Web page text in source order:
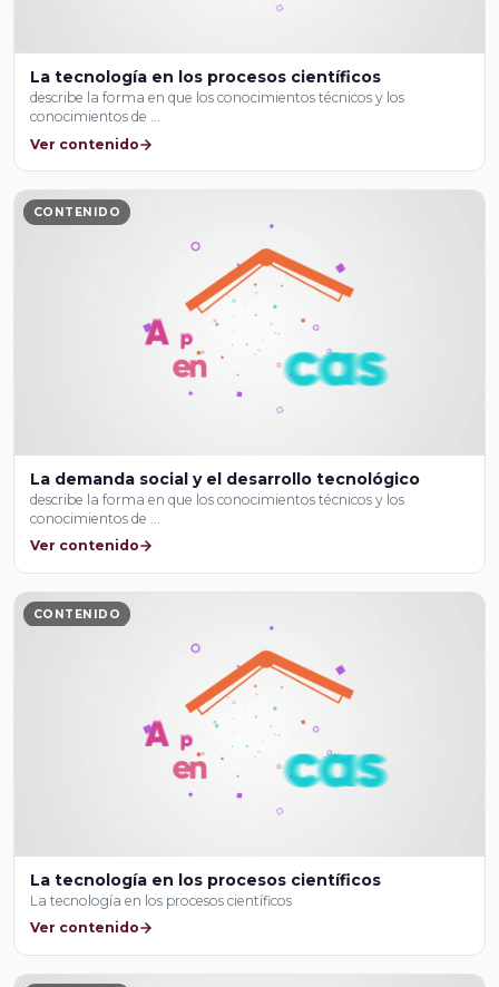
La tecnología en los procesos científicos
describe la forma en que los conocimientos técnicos y los
conocimientos de …
Ver contenido
CONTENIDO
La demanda social y el desarrollo tecnológico
describe la forma en que los conocimientos técnicos y los
conocimientos de …
Ver contenido
CONTENIDO
La tecnología en los procesos científicos
La tecnología en los procesos científicos
Ver contenido